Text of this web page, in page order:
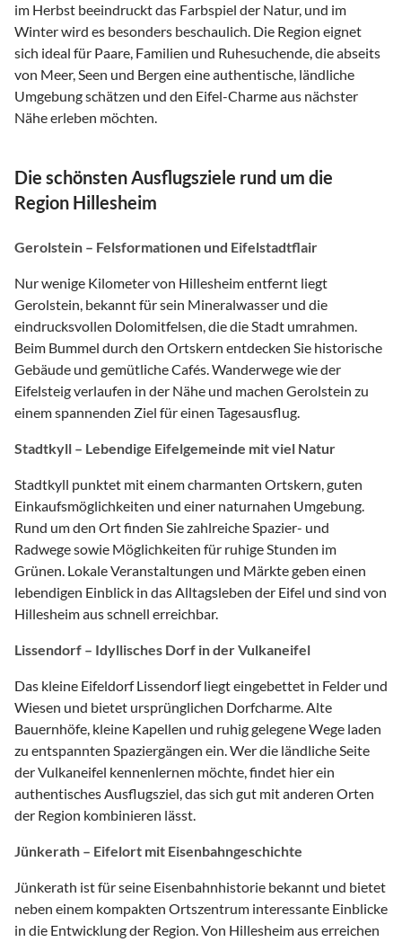
im Herbst beeindruckt das Farbspiel der Natur, und im
Winter wird es besonders beschaulich. Die Region eignet
sich ideal für Paare, Familien und Ruhesuchende, die abseits
von Meer, Seen und Bergen eine authentische, ländliche
Umgebung schätzen und den Eifel-Charme aus nächster
Nähe erleben möchten.
Die schönsten Ausflugsziele rund um die
Region Hillesheim
Gerolstein – Felsformationen und Eifelstadtflair
Nur wenige Kilometer von Hillesheim entfernt liegt
Gerolstein, bekannt für sein Mineralwasser und die
eindrucksvollen Dolomitfelsen, die die Stadt umrahmen.
Beim Bummel durch den Ortskern entdecken Sie historische
Gebäude und gemütliche Cafés. Wanderwege wie der
Eifelsteig verlaufen in der Nähe und machen Gerolstein zu
einem spannenden Ziel für einen Tagesausflug.
Stadtkyll – Lebendige Eifelgemeinde mit viel Natur
Stadtkyll punktet mit einem charmanten Ortskern, guten
Einkaufsmöglichkeiten und einer naturnahen Umgebung.
Rund um den Ort finden Sie zahlreiche Spazier- und
Radwege sowie Möglichkeiten für ruhige Stunden im
Grünen. Lokale Veranstaltungen und Märkte geben einen
lebendigen Einblick in das Alltagsleben der Eifel und sind von
Hillesheim aus schnell erreichbar.
Lissendorf – Idyllisches Dorf in der Vulkaneifel
Das kleine Eifeldorf Lissendorf liegt eingebettet in Felder und
Wiesen und bietet ursprünglichen Dorfcharme. Alte
Bauernhöfe, kleine Kapellen und ruhig gelegene Wege laden
zu entspannten Spaziergängen ein. Wer die ländliche Seite
der Vulkaneifel kennenlernen möchte, findet hier ein
authentisches Ausflugsziel, das sich gut mit anderen Orten
der Region kombinieren lässt.
Jünkerath – Eifelort mit Eisenbahngeschichte
Jünkerath ist für seine Eisenbahnhistorie bekannt und bietet
neben einem kompakten Ortszentrum interessante Einblicke
in die Entwicklung der Region. Von Hillesheim aus erreichen